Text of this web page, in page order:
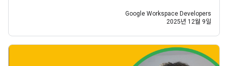
Google Workspace Developers
2025년 12월 9일